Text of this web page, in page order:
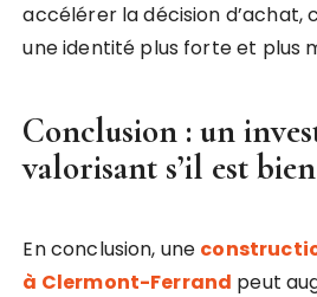
accélérer la décision d’achat,
une identité plus forte et plus
Conclusion : un
valorisant s’il est
En conclusion, une
à Clermont-Ferrand peut